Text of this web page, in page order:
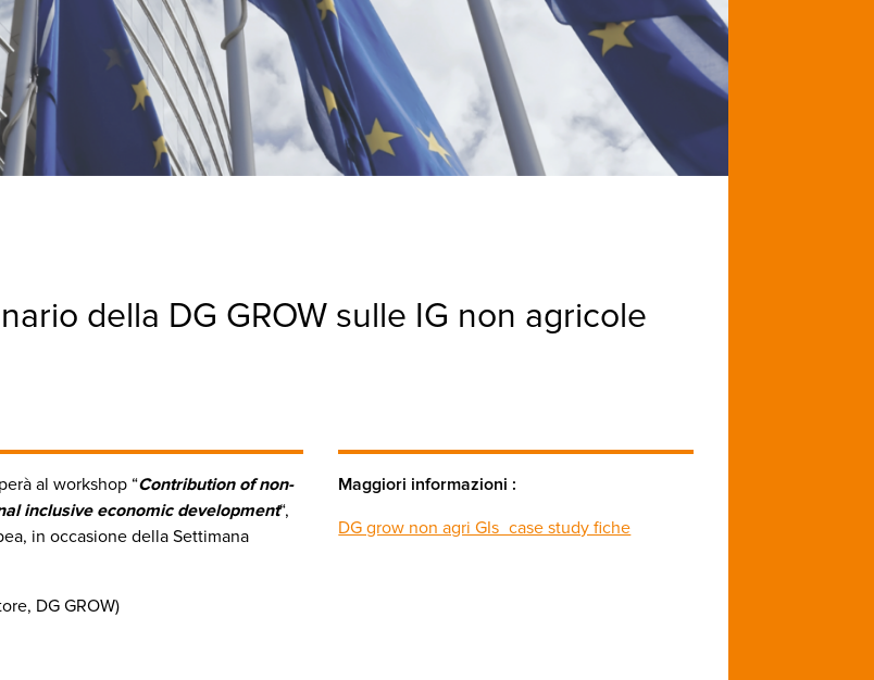
della DG GROW sulle IG non agricole
al workshop “Contribution of non-
inclusive economic development“,
in occasione della Settimana
DG GROW)
Maggiori informazioni :
DG grow non agri GIs_case study fiche